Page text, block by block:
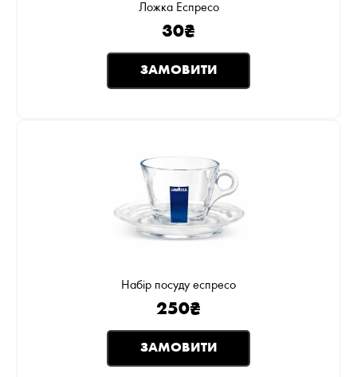
Ложка Еспресо
30₴
ЗАМОВИТИ
Набір посуду еспресо
250₴
ЗАМОВИТИ